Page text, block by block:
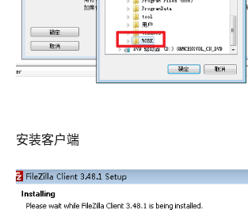
安装客户端